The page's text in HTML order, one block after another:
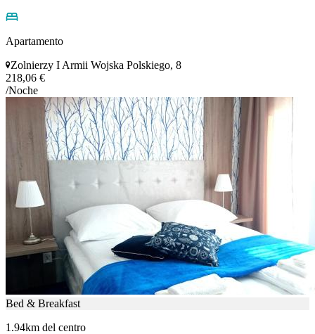
Apartamento
Zolnierzy I Armii Wojska Polskiego, 8
218,06 €
/Noche
Bed & Breakfast
1.94km del centro